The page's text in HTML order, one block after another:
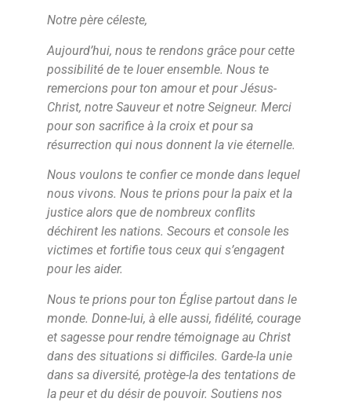
Notre père céleste,
Aujourd’hui, nous te rendons grâce pour cette
possibilité de te louer ensemble. Nous te
remercions pour ton amour et pour Jésus-
Christ, notre Sauveur et notre Seigneur. Merci
pour son sacrifice à la croix et pour sa
résurrection qui nous donnent la vie éternelle.
Nous voulons te confier ce monde dans lequel
nous vivons. Nous te prions pour la paix et la
justice alors que de nombreux conflits
déchirent les nations. Secours et console les
victimes et fortifie tous ceux qui s’engagent
pour les aider.
Nous te prions pour ton Église partout dans le
monde. Donne-lui, à elle aussi, fidélité, courage
et sagesse pour rendre témoignage au Christ
dans des situations si difficiles. Garde-la unie
dans sa diversité, protège-la des tentations de
la peur et du désir de pouvoir. Soutiens nos